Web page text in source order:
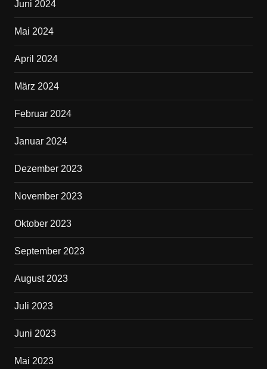
Juni 2024
Mai 2024
April 2024
März 2024
Februar 2024
Januar 2024
Dezember 2023
November 2023
Oktober 2023
September 2023
August 2023
Juli 2023
Juni 2023
Mai 2023